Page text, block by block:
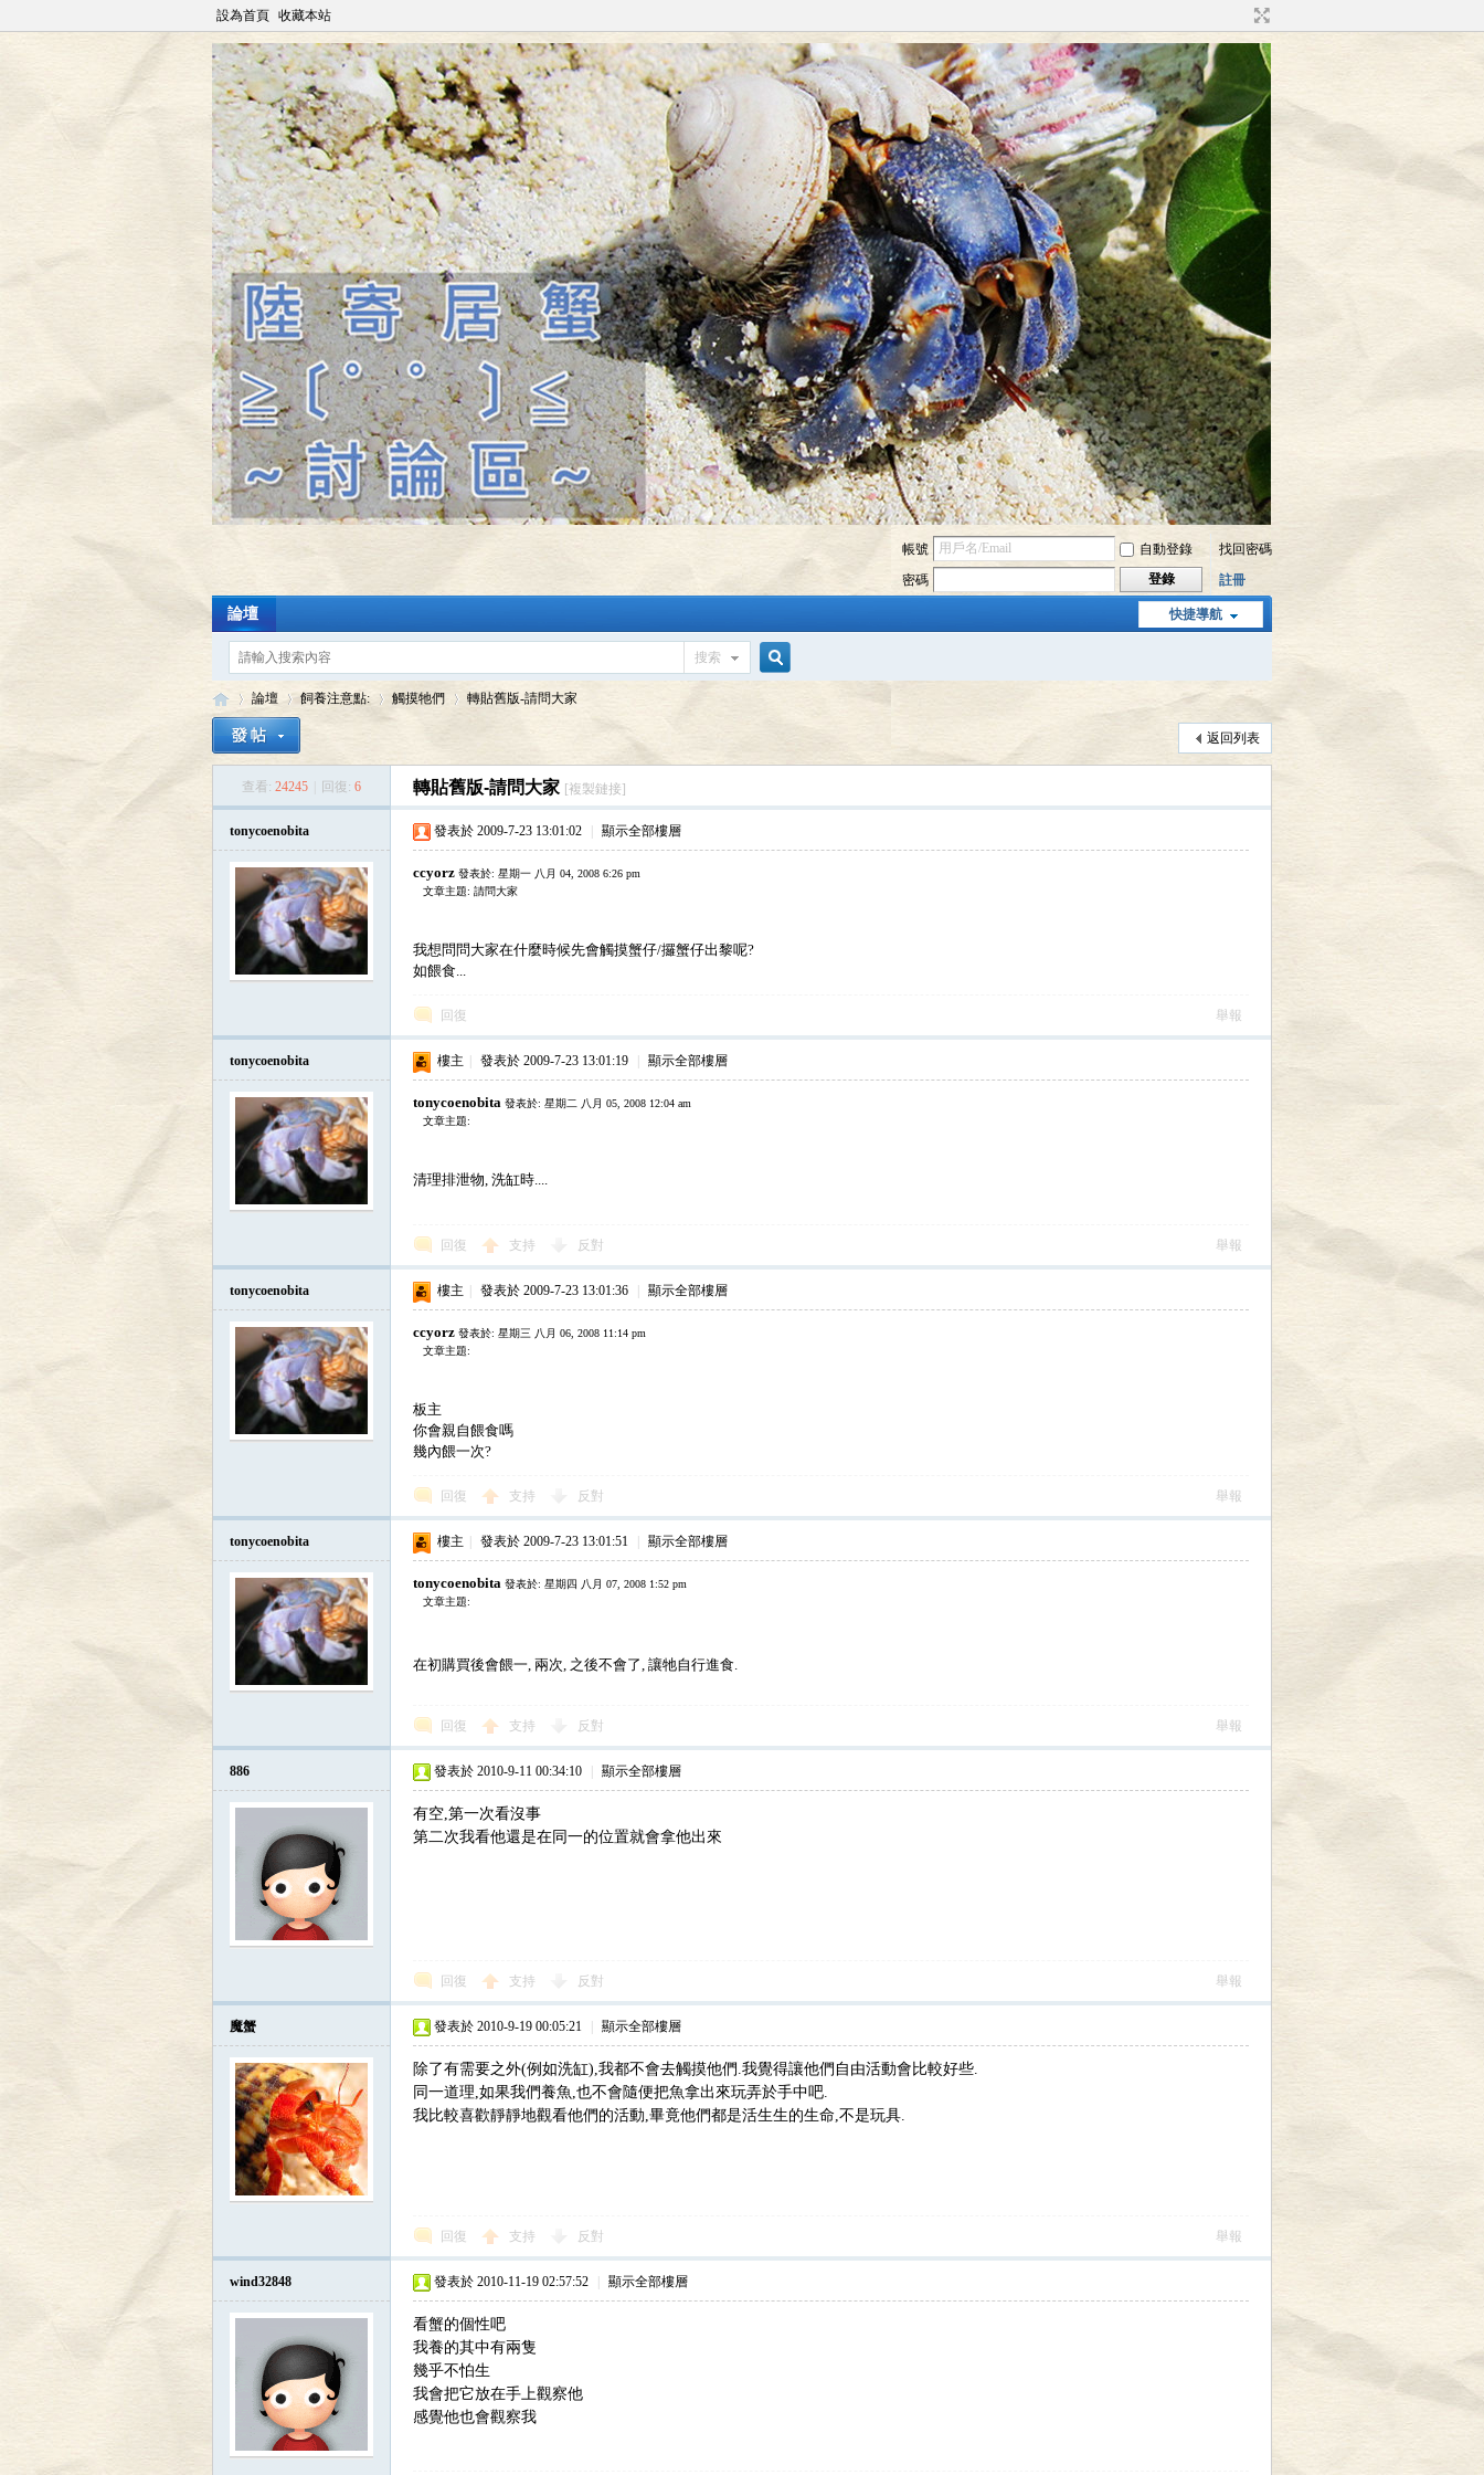
設為首頁 收藏本站
帳號 自動登錄
找回密碼
密碼
登錄 註冊
快捷導航
論壇
搜索
論壇
›
飼養注意點: 觸摸牠們
›
轉貼舊版-請問大家
返回列表
查看: 24245 回復: 6 轉貼舊版-請問大家 [複製鏈接]
tonycoenobita 發表於 2009-7-23 13:01:02 顯示全部樓層
ccyorz 發表於: 星期一 八月 04, 2008 6:26 pm
文章主題: 請問大家
我想問問大家在什麼時候先會觸摸蟹仔/攞蟹仔出黎呢?
如餵食...
回復 舉報
tonycoenobita 樓主 發表於 2009-7-23 13:01:19 顯示全部樓層
tonycoenobita 發表於: 星期二 八月 05, 2008 12:04 am
文章主題:
清理排泄物, 洗缸時....
回復 支持 反對 舉報
tonycoenobita 樓主 發表於 2009-7-23 13:01:36 顯示全部樓層
ccyorz 發表於: 星期三 八月 06, 2008 11:14 pm
文章主題:
板主
你會親自餵食嗎
幾內餵一次?
回復 支持 反對 舉報
tonycoenobita 樓主 發表於 2009-7-23 13:01:51 顯示全部樓層
tonycoenobita 發表於: 星期四 八月 07, 2008 1:52 pm
文章主題:
在初購買後會餵一, 兩次, 之後不會了, 讓牠自行進食.
回復 支持 反對 舉報
886 發表於 2010-9-11 00:34:10 顯示全部樓層
有空,第一次看沒事
第二次我看他還是在同一的位置就會拿他出來
回復 支持 反對 舉報
魔蟹 發表於 2010-9-19 00:05:21 顯示全部樓層
除了有需要之外(例如洗缸),我都不會去觸摸他們.我覺得讓他們自由活動會比較好些.
同一道理,如果我們養魚,也不會隨便把魚拿出來玩弄於手中吧.
我比較喜歡靜靜地觀看他們的活動,畢竟他們都是活生生的生命,不是玩具.
回復 支持 反對 舉報
wind32848 發表於 2010-11-19 02:57:52 顯示全部樓層
看蟹的個性吧
我養的其中有兩隻
幾乎不怕生
我會把它放在手上觀察他
感覺他也會觀察我